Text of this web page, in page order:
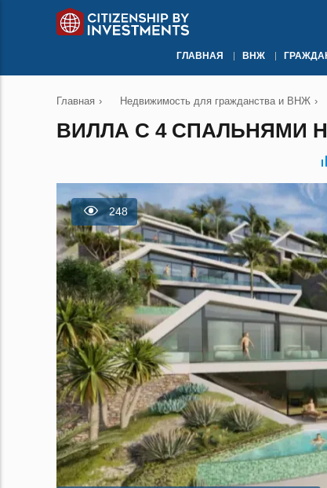
ГЛАВНАЯ ВНЖ
Главная › Недвижимость для гражданства и ВНЖ ›
ВИЛЛА С 4 СПАЛЬНЯМИ
248